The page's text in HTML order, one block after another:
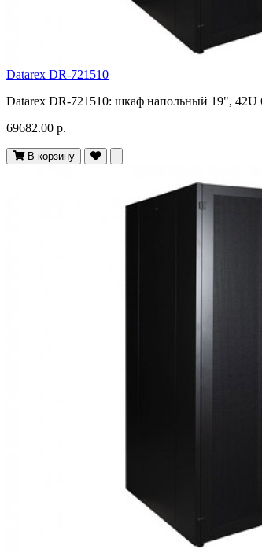
Datarex DR-721510
Datarex DR-721510: шкаф напольный 19", 42U
69682.00 р.
В корзину